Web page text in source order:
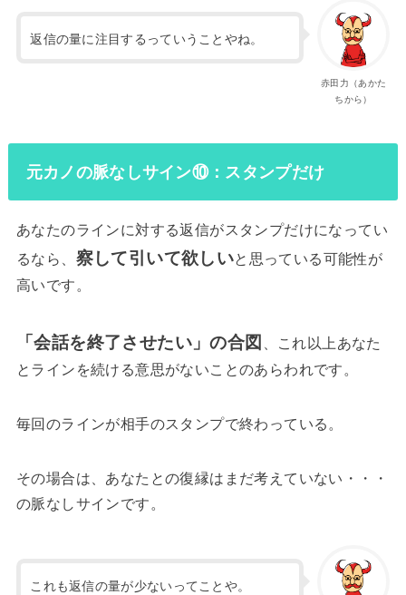
赤田力（あかた
ちから）
返信の量に注目するっていうことやね。
元カノの脈なしサイン⑩：スタンプだけ
あなたのラインに対する返信がスタンプだけになってい
るなら、 察して引いて欲しいと思っている可能性が
高いです。
「会話を終了させたい」の合図、これ以上あなた
とラインを続ける意思がないことのあらわれです。
毎回のラインが相手のスタンプで終わっている。
その場合は、あなたとの復縁はまだ考えていない・・・
の脈なしサインです。
これも返信の量が少ないってことや。